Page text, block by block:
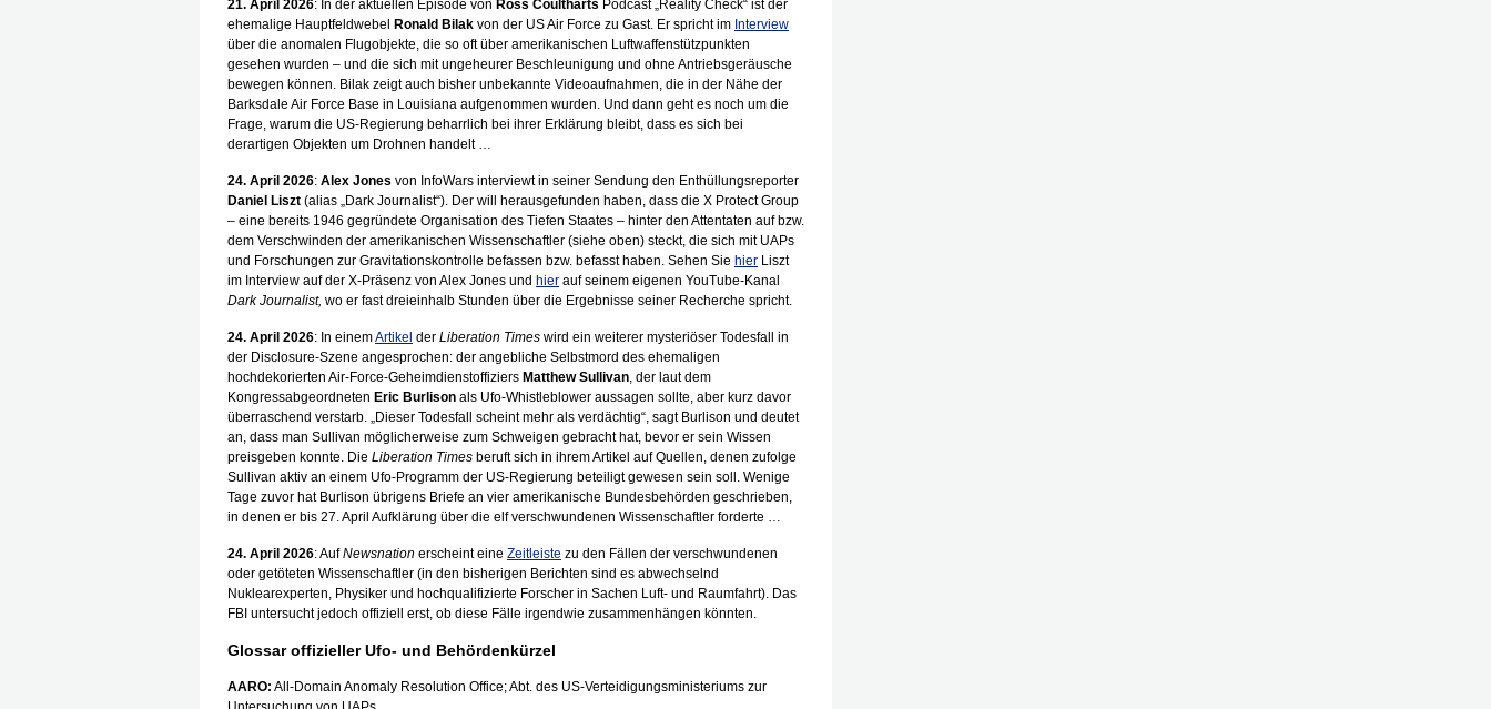
21. April 2026: In der aktuellen Episode von Ross Coultharts Podcast „Reality Check“ ist der
ehemalige Hauptfeldwebel
Ronald Bilak von der US Air Force zu Gast. Er spricht im Interview
über die anomalen Flugobjekte, die so oft über amerikanischen Luftwaffenstützpunkten
gesehen wurden – und die sich mit ungeheurer Beschleunigung und ohne Antriebsgeräusche
bewegen können. Bilak zeigt auch bisher unbekannte Videoaufnahmen, die in der Nähe der
Barksdale Air Force Base in Louisiana aufgenommen wurden. Und dann geht es noch um die
Frage, warum die US-Regierung beharrlich bei ihrer Erklärung bleibt, dass es sich bei
derartigen Objekten um Drohnen handelt …
24. April 2026: Alex Jones von InfoWars interviewt in seiner Sendung den Enthüllungsreporter
Daniel Liszt (alias „Dark Journalist“). Der will herausgefunden haben, dass die X Protect Group
– eine bereits 1946 gegründete Organisation des Tiefen Staates – hinter den Attentaten auf bzw.
dem Verschwinden der amerikanischen Wissenschaftler (siehe oben) steckt, die sich mit UAPs
und Forschungen zur Gravitationskontrolle befassen bzw. befasst haben. Sehen Sie hier Liszt
im Interview auf der X-Präsenz von Alex Jones und hier auf seinem eigenen YouTube-Kanal
Dark Journalist, wo er fast dreieinhalb Stunden über die Ergebnisse seiner Recherche spricht.
24. April 2026: In einemArtikel der Liberation Times wird ein weiterer mysteriöser Todesfall in
der Disclosure-Szene angesprochen: der angebliche Selbstmord des ehemaligen
hochdekorierten Air-Force-Geheimdienstoffiziers Matthew Sullivan, der laut dem
Kongressabgeordneten Eric Burlison als Ufo-Whistleblower aussagen sollte, aber kurz davor
überraschend verstarb. „Dieser Todesfall scheint mehr als verdächtig“, sagt Burlison und deutet
an, dass man Sullivan möglicherweise zum Schweigen gebracht hat, bevor er sein Wissen
preisgeben konnte. Die Liberation Times beruft sich in ihrem Artikel auf Quellen, denen zufolge
Sullivan aktiv an einem Ufo-Programm der US-Regierung beteiligt gewesen sein soll. Wenige
Tage zuvor hat Burlison übrigens Briefe an vier amerikanische Bundesbehörden geschrieben,
in denen er bis 27. April Aufklärung über die elf verschwundenen Wissenschaftler forderte …
24. April 2026: AufNewsnation erscheint eine Zeitleiste zu den Fällen der verschwundenen
oder getöteten Wissenschaftler (in den bisherigen Berichten sind es abwechselnd
Nuklearexperten, Physiker und hochqualifizierte Forscher in Sachen Luft- und Raumfahrt). Das
FBI untersucht jedoch offiziell erst, ob diese Fälle irgendwie zusammenhängen könnten.
Glossar offizieller Ufo- und Behördenkürzel
AARO: All-Domain Anomaly Resolution Office; Abt. des US-Verteidigungsministeriums zur